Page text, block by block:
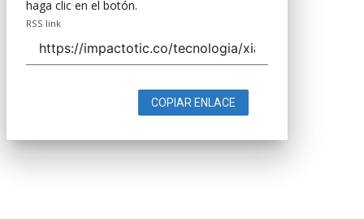
haga clic en el botón.
RSS link
COPIAR ENLACE